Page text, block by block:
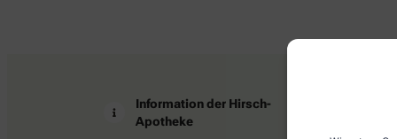
Information der Hirsch-
Apotheke